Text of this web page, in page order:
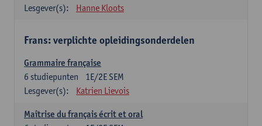
Lesgever(s):
Hanne Kloots
Frans: verplichte opleidingsonderdelen
Grammaire française
1E/2E SEM
6 studiepunten
Lesgever(s):
Katrien Lievois
Maîtrise du français écrit et oral